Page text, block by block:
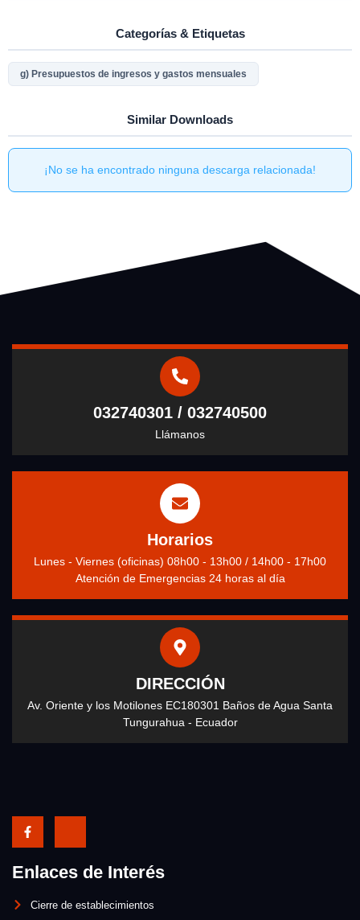
Categorías & Etiquetas
g) Presupuestos de ingresos y gastos mensuales
Similar Downloads
¡No se ha encontrado ninguna descarga relacionada!
032740301 / 032740500
Llámanos
Horarios
Lunes - Viernes (oficinas) 08h00 - 13h00 / 14h00 - 17h00
Atención de Emergencias 24 horas al día
DIRECCIÓN
Av. Oriente y los Motilones EC180301 Baños de Agua Santa
Tungurahua - Ecuador
Enlaces de Interés
Cierre de establecimientos